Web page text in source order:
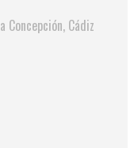
Concepción, Cádiz